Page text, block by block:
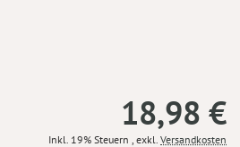
18,98 €
Inkl. 19% Steuern , exkl. Versandkosten